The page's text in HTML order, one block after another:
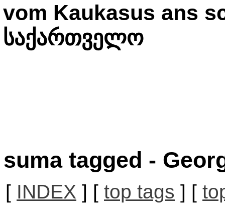
vom Kaukasus ans
საქართველო
suma tagged -
[ INDEX ] [ top tags ] [